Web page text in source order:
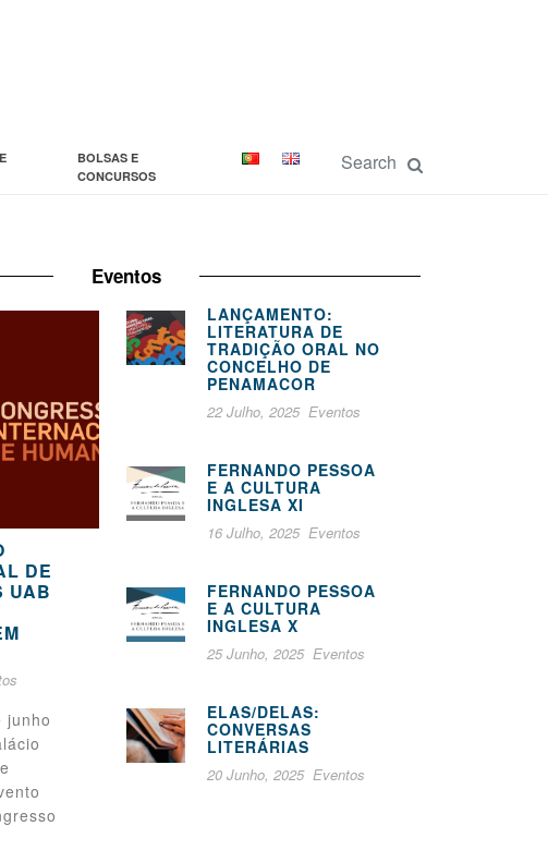
BOLSAS E
CONCURSOS
Eventos
DE
UAB
junho
LANÇAMENTO:
LITERATURA DE
TRADIÇÃO ORAL NO
CONCELHO DE
PENAMACOR
22 Julho, 2025 Eventos
FERNANDO PESSOA
E A CULTURA
INGLESA XI
16 Julho, 2025 Eventos
FERNANDO PESSOA
E A CULTURA
INGLESA X
25 Junho, 2025 Eventos
ELAS/DELAS:
CONVERSAS
LITERÁRIAS
20 Junho, 2025 Eventos